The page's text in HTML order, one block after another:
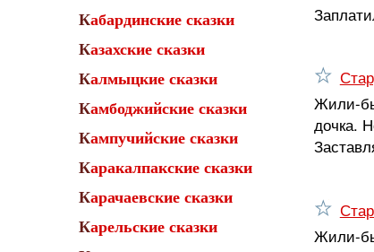
Кабардинские сказки
Казахские сказки
Калмыцкие сказки
Камбоджийские сказки
Кампучийские сказки
Каракалпакские сказки
Карачаевские сказки
Карельские сказки
Жили-
дочка.
Жили-